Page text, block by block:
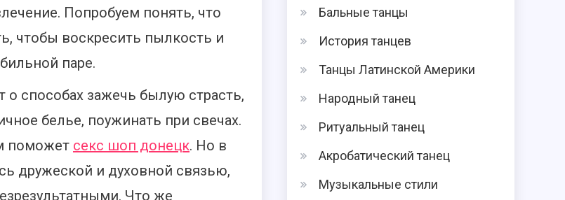
Попробуем понять, что
чтобы воскресить пылкость и
паре.
о способах зажечь былую страсть,
белье, поужинать при свечах.
поможет секс шоп донецк. Но в
дружеской и духовной связью,
Что же
Бальные танцы
История танцев
Танцы Латинской Америки
Народный танец
Ритуальный танец
Акробатический танец
Музыкальные стили